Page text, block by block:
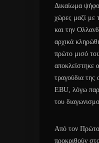
Δικαίωμα
χώρες μαζί με
και την
αρχικά
πρώτο μισό
αποκλείστηκε
τραγούδια της
EBU, λόγω
του
Από τον
προκριθούν